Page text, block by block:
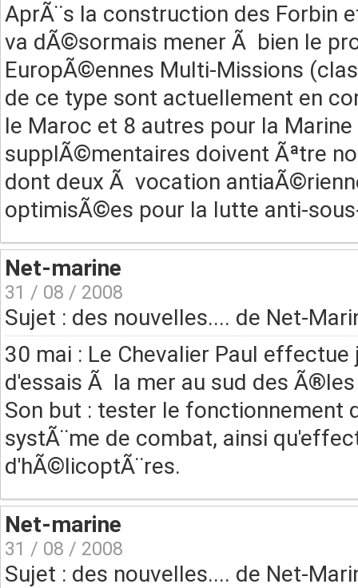
AprÃ¨s la construction des Forbin
va dÃ©sormais mener Ã bien le
EuropÃ©ennes Multi-Missions
de ce type sont actuellement en
le Maroc et 8 autres pour la
supplÃ©mentaires doivent Ãªtre
dont deux Ã vocation
optimisÃ©es pour la lutte anti-
Net-marine
31 / 08 / 2008
Sujet : des nouvelles.... de Net-
30 mai : Le Chevalier Paul
d'essais Ã la mer au sud des
Son but : tester le fonctionnement
systÃ¨me de combat, ainsi
d'hÃ©licoptÃ¨res.
Net-marine
31 / 08 / 2008
Sujet : des nouvelles.... de Net-